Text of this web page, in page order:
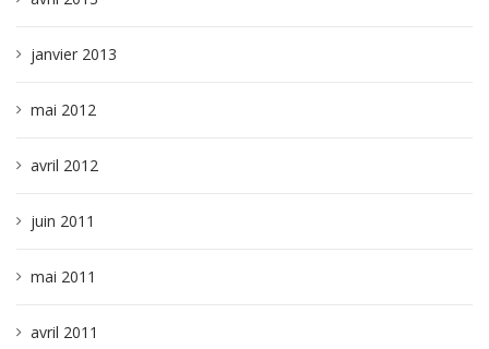
janvier 2013
mai 2012
avril 2012
juin 2011
mai 2011
avril 2011